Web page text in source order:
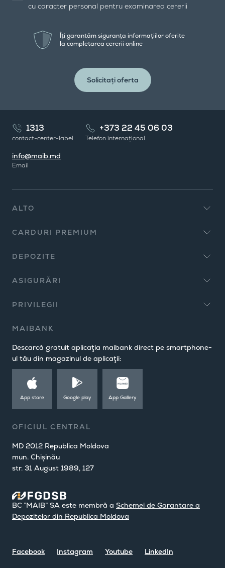
cu caracter personal pentru examinarea cererii
Îți garantăm siguranța informațiilor oferite
la completarea cererii online
Solicitați oferta
1313
contact-center-label
+373 22 45 06 03
Telefon internațional
info@maib.md
Email
ALTO
CARDURI PREMIUM
DEPOZITE
ASIGURĂRI
PRIVILEGII
MAIBANK
Descarcă gratuit aplicaţia maibank direct pe smartphone-
ul tău din magazinul de aplicaţii:
App store Google play App Gallery
OFICIUL CENTRAL
MD 2012 Republica Moldova
mun. Chișinău
str. 31 August 1989, 127
BC ”MAIB” SA este membră a Schemei de Garantare a
Depozitelor din Republica Moldova
Facebook Instagram Youtube LinkedIn